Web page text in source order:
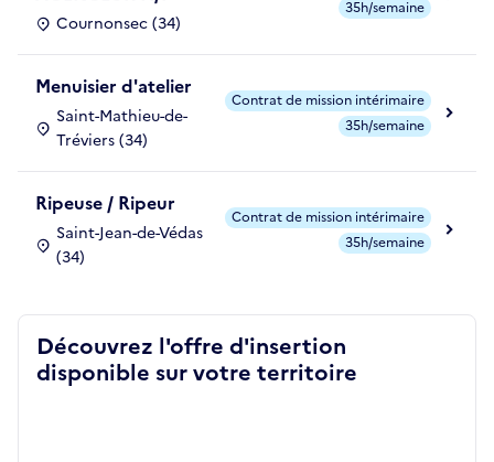
Cournonsec (34)
35h/semaine
Menuisier d'atelier
Saint-Mathieu-de-
Tréviers (34)
Contrat de mission intérimaire
35h/semaine
Ripeuse / Ripeur
Saint-Jean-de-Védas
(34)
Contrat de mission intérimaire
35h/semaine
Découvrez l'offre d'insertion
disponible sur votre territoire